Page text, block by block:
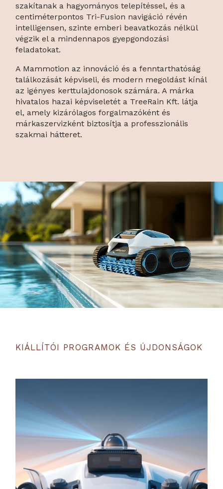
szakítanak a hagyományos telepítéssel, és a
centiméterpontos Tri-Fusion navigáció révén
intelligensen, szinte emberi beavatkozás nélkül
végzik el a mindennapos gyepgondozási
feladatokat.
A Mammotion az innováció és a fenntarthatóság
találkozását képviseli, és modern megoldást kínál
az igényes kerttulajdonosok számára. A márka
hivatalos hazai képviseletét a TreeRain Kft. látja
el, amely kizárólagos forgalmazóként és
márkaszervizként biztosítja a professzionális
szakmai hátteret.
KIÁLLÍTÓI PROGRAMOK ÉS ÚJDONSÁGOK